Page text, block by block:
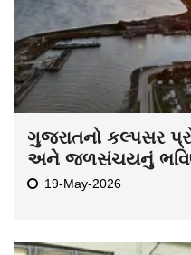
ગુજરાતનો કલ્પસર
અને જળસંચયનું
19-May-2026